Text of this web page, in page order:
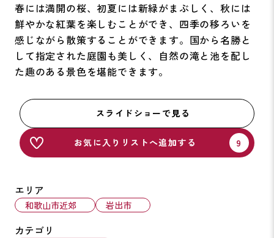
春には満開の桜、初夏には新緑がまぶしく、秋には
鮮やかな紅葉を楽しむことができ、四季の移ろいを
感じながら散策することができます。国から名勝と
して指定された庭園も美しく、自然の滝と池を配し
た趣のある景色を堪能できます。
スライドショーで見る
お気に入りリストへ追加する
エリア
和歌山市近郊 岩出市
カテゴリ